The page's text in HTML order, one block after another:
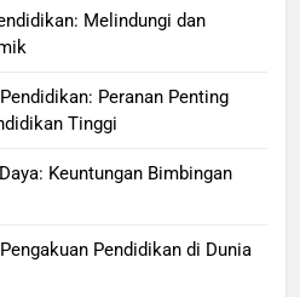
Melindungi dan
Peranan Penting
Tinggi
Keuntungan Bimbingan
Pendidikan di Dunia